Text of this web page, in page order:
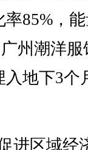
85%，
州潮洋
地下3个
区域经